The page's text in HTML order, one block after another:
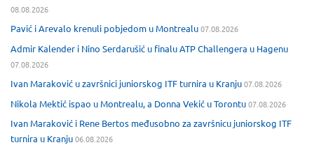
08.08.2026
Pavić i Arevalo krenuli pobjedom u Montrealu07.08.2026
Admir Kalender i Nino Serdarušić u finalu ATP Challengera u Hagenu
07.08.2026
Ivan Maraković u završnici juniorskog ITF turnira u Kranju07.08.2026
Nikola Mektić ispao u Montrealu, a Donna Vekić u Torontu07.08.2026
Ivan Maraković i Rene Bertos međusobno za završnicu juniorskog ITF
turnira u Kranju06.08.2026